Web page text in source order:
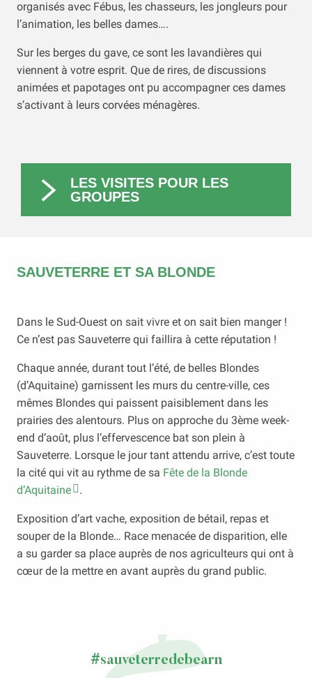
organisés avec Fébus, les chasseurs, les jongleurs pour
l’animation, les belles dames….
Sur les berges du gave, ce sont les lavandières qui
viennent à votre esprit. Que de rires, de discussions
animées et papotages ont pu accompagner ces dames
s’activant à leurs corvées ménagères.
LES VISITES POUR LES
GROUPES
SAUVETERRE ET SA BLONDE
Dans le Sud-Ouest on sait vivre et on sait bien manger !
Ce n’est pas Sauveterre qui faillira à cette réputation !
Chaque année, durant tout l’été, de belles Blondes
(d’Aquitaine) garnissent les murs du centre-ville, ces
mêmes Blondes qui paissent paisiblement dans les
prairies des alentours. Plus on approche du 3ème week-
end d’août, plus l’effervescence bat son plein à
Sauveterre. Lorsque le jour tant attendu arrive, c’est toute
la cité qui vit au rythme de sa Fête de la Blonde
d’Aquitaine
.
Exposition d’art vache, exposition de bétail, repas et
souper de la Blonde… Race menacée de disparition, elle
a su garder sa place auprès de nos agriculteurs qui ont à
cœur de la mettre en avant auprès du grand public.
#sauveterredebearn